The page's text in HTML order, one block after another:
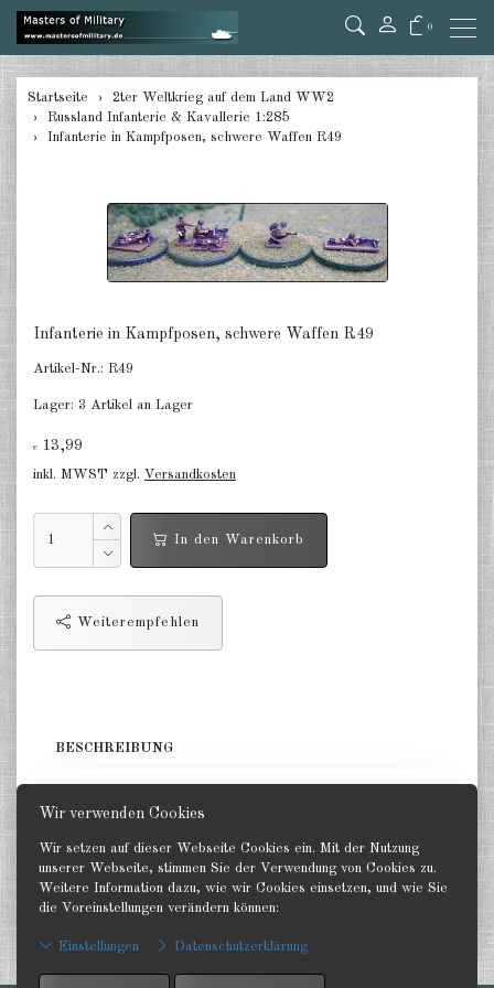
Wir verwenden Cookies
Wir setzen auf dieser Webseite Cookies ein. Mit der Nutzung
unserer Webseite, stimmen Sie der Verwendung von Cookies zu.
Weitere Information dazu, wie wir Cookies einsetzen, und wie Sie
die Voreinstellungen verändern können:
Einstellungen Datenschutzerklärung
0
zurück
Deutschland Panzer 1:285
Deutschland Halbketten 1:285
Deutschland Flak 1:285
Deutschland gezogene Pak 1:285
Deutschland Artillerie gezogen
1:285
Deutschland Versorger, Pkw u.a.
Deutschland Infanterie, Kavallerie
1:285
Ungarn 1:285
Rumänien 1:285
Finnland 1:285
Japan 1:285
Startseite
2ter Weltkrieg auf dem Land WW2
Russland Infanterie & Kavallerie 1:285
Infanterie in Kampfposen, schwere Waffen R49
Infanterie in Kampfposen, schwere Waffen R49
Artikel-Nr.: R49
Lager: 3 Artikel an Lager
€ 13,99
inkl. MWST zzgl. Versandkosten
In den Warenkorb
Weiterempfehlen
BESCHREIBUNG
Zurück